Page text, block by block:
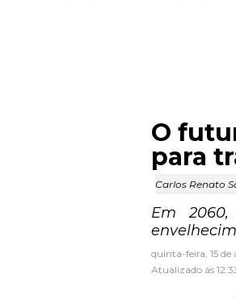
O
para
Carlos Renato
Em
quinta-feira, 15
Atualizado às